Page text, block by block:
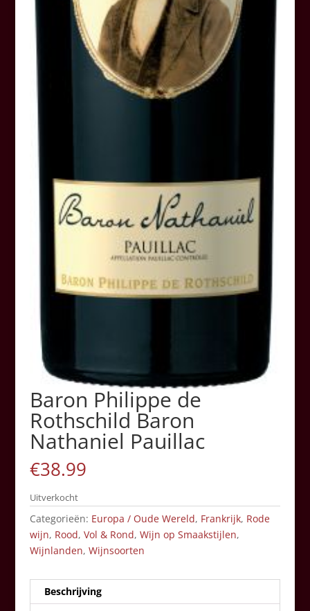
Baron Philippe de
Rothschild Baron
Nathaniel Pauillac
€38.99
Uitverkocht
Categorieën: Europa / Oude Wereld, Frankrijk, Rode
wijn, Rood, Vol & Rond, Wijn op Smaakstijlen,
Wijnlanden, Wijnsoorten
Beschrijving